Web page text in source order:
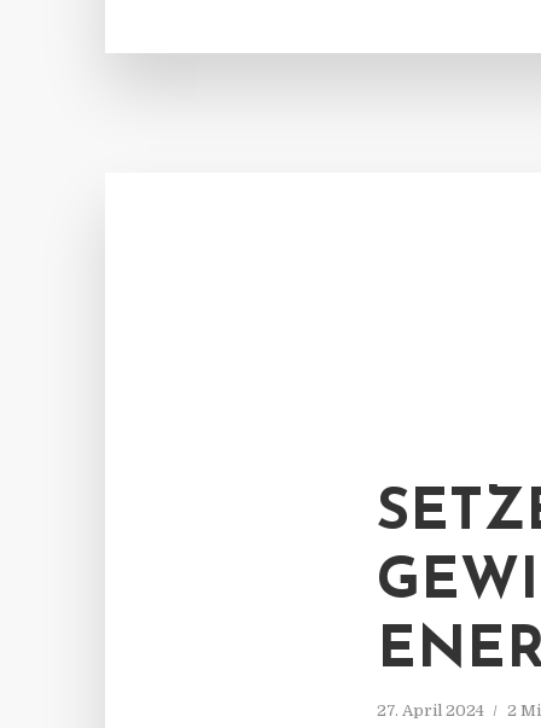
27. April 2024 2